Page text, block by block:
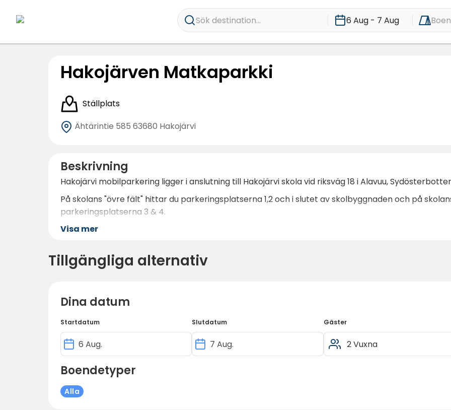
Sök destination... 6 Aug - 7 Aug
Hakojärven Matkaparkki
Ställplats
Ähtärintie 585 63680 Hakojärvi
Beskrivning
Hakojärvi mobilparkering ligger i anslutning till Hakojärvi skola vid riksväg 18 i Alavuu,
På skolans "övre fält" hittar du parkeringsplatserna 1,2 och i slutet av skolbyggnaden och på
parkeringsplatserna 3 & 4.
Visa mer
Tillgängliga alternativ
Dina datum
Startdatum Slutdatum Gäster
Boendetyper
Alla